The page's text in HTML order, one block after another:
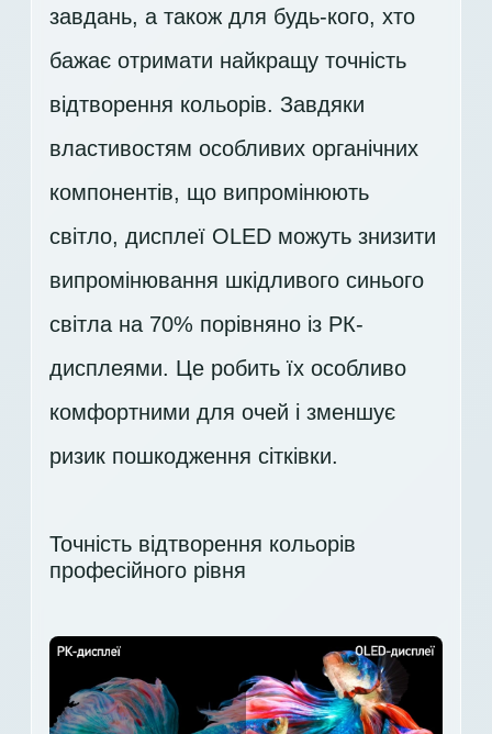
завдань, а також для будь-кого, хто
бажає отримати найкращу точність
відтворення кольорів. Завдяки
властивостям особливих органічних
компонентів, що випромінюють
світло, дисплеї OLED можуть знизити
випромінювання шкідливого синього
світла на 70% порівняно із РК-
дисплеями. Це робить їх особливо
комфортними для очей і зменшує
ризик пошкодження сітківки.
Точність відтворення кольорів
професійного рівня